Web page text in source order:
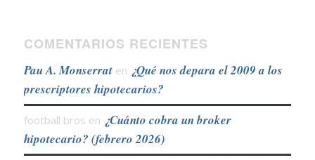
COMENTARIOS RECIENTES
Pau A. Monserraten ¿Qué nos depara el 2009 a los
prescriptores hipotecarios?
football bros en ¿Cuánto cobra un broker
hipotecario? (febrero 2026)